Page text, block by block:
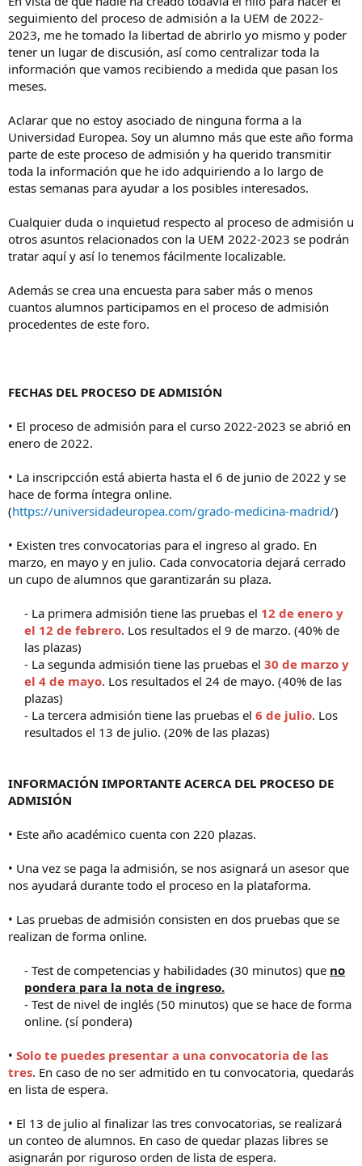
seguimiento del proceso de admisión a la UEM de 2022-
2023, me he tomado la libertad de abrirlo yo mismo y poder
tener un lugar de discusión, así como centralizar toda la
información que vamos recibiendo a medida que pasan los
meses.
Aclarar que no estoy asociado de ninguna forma a la
Universidad Europea. Soy un alumno más que este año forma
parte de este proceso de admisión y ha querido transmitir
toda la información que he ido adquiriendo a lo largo de
estas semanas para ayudar a los posibles interesados.
Cualquier duda o inquietud respecto al proceso de admisión u
otros asuntos relacionados con la UEM 2022-2023 se podrán
tratar aquí y así lo tenemos fácilmente localizable.
Además se crea una encuesta para saber más o menos
cuantos alumnos participamos en el proceso de admisión
procedentes de este foro.
FECHAS DEL PROCESO DE ADMISIÓN
• El proceso de admisión para el curso 2022-2023 se abrió en
enero de 2022.
• La inscripcción está abierta hasta el 6 de junio de 2022 y se
hace de forma íntegra online.
(https://universidadeuropea.com/grado-medicina-madrid/)
• Existen tres convocatorias para el ingreso al grado. En
marzo, en mayo y en julio. Cada convocatoria dejará cerrado
un cupo de alumnos que garantizarán su plaza.
- La primera admisión tiene las pruebas el 12 de enero y
el 12 de febrero. Los resultados el 9 de marzo. (40% de
las plazas)​
- La segunda admisión tiene las pruebas el 30 de marzo y
el 4 de mayo. Los resultados el 24 de mayo. (40% de las
plazas)​
- La tercera admisión tiene las pruebas el 6 de julio. Los
resultados el 13 de julio. (20% de las plazas)​
INFORMACIÓN IMPORTANTE ACERCA DEL PROCESO DE
ADMISIÓN
• Este año académico cuenta con 220 plazas.
• Una vez se paga la admisión, se nos asignará un asesor que
nos ayudará durante todo el proceso en la plataforma.
• Las pruebas de admisión consisten en dos pruebas que se
realizan de forma online.
- Test de competencias y habilidades (30 minutos) que no
pondera para la nota de ingreso.
- Test de nivel de inglés (50 minutos) que se hace de forma
online. (sí pondera)​
• Solo te puedes presentar a una convocatoria de las
tres. En caso de no ser admitido en tu convocatoria, quedarás
en lista de espera.
• El 13 de julio al finalizar las tres convocatorias, se realizará
un conteo de alumnos. En caso de quedar plazas libres se
asignarán por riguroso orden de lista de espera.